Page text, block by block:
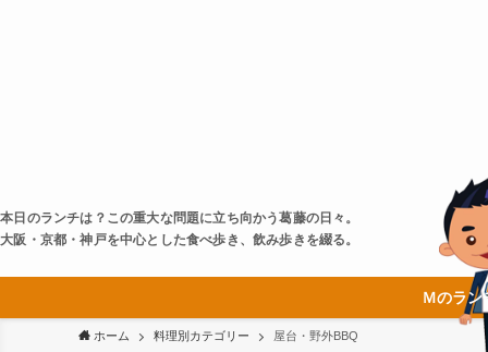
本日のランチは？この重大な問題に立ち向かう葛藤の日々。
大阪・京都・神戸を中心とした食べ歩き、飲み歩きを綴る。
Ｍのラン
ホーム 料理別カテゴリー 屋台・野外BBQ